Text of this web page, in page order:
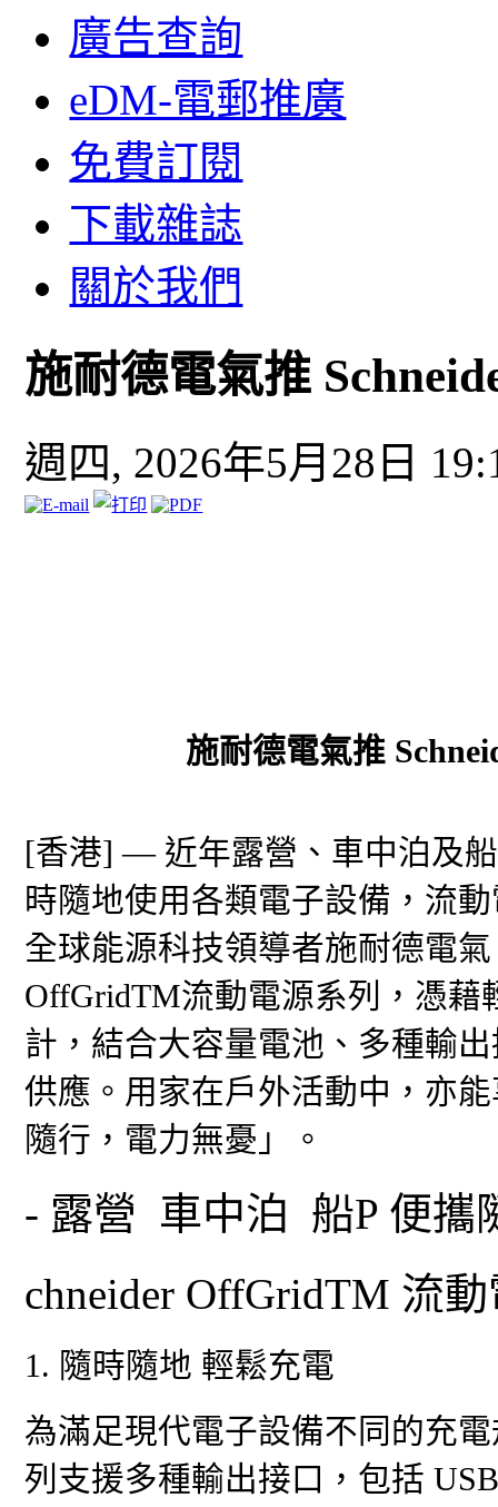
廣告查詢
eDM-電郵推廣
免費訂閱
下載雜誌
關於我們
施耐德電氣推
週四, 2026年5月28日
施耐德電氣推
[香港] — 近年露營、車中泊及
時隨地使用各類電子設備，流
全球能源科技領導者施耐德電氣
OffGridTM流動電源系列，憑
計，結合大容量電池、多種輸
供應。用家在戶外活動中，亦
隨行，電力無憂」。
- 露營 車中泊 船P 便攜
chneider OffGridTM 流
1. 隨時隨地 輕鬆充電
為滿足現代電子設備不同的充
列支援多種輸出接口，包括